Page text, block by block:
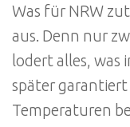
Was für NRW
aus. Denn nur
lodert alles, was
später garantiert
Temperaturen